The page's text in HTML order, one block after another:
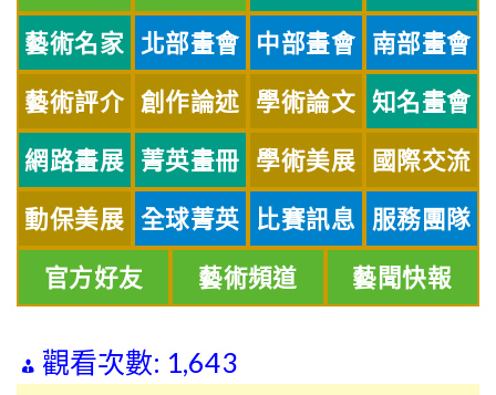
藝術名家 北部畫會 中部畫會 南部畫會
藝術評介 創作論述 學術論文 知名畫會
網路畫展 菁英畫冊 學術美展 國際交流
動保美展 全球菁英 比賽訊息 服務團隊
官方好友 藝術頻道 藝聞快報
觀看次數: 1,643